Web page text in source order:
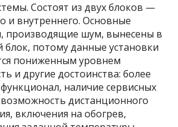
Состоят из двух блоков —
и внутреннего. Основные
производящие шум, вынесены в
блок, потому данные установки
пониженным уровнем
и другие достоинства: более
наличие сервисных
дистанционного
включения на обогрев,